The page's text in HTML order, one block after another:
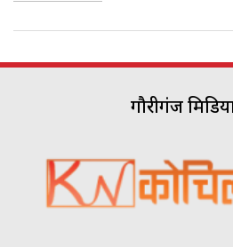
गौरीगंज मिडिया